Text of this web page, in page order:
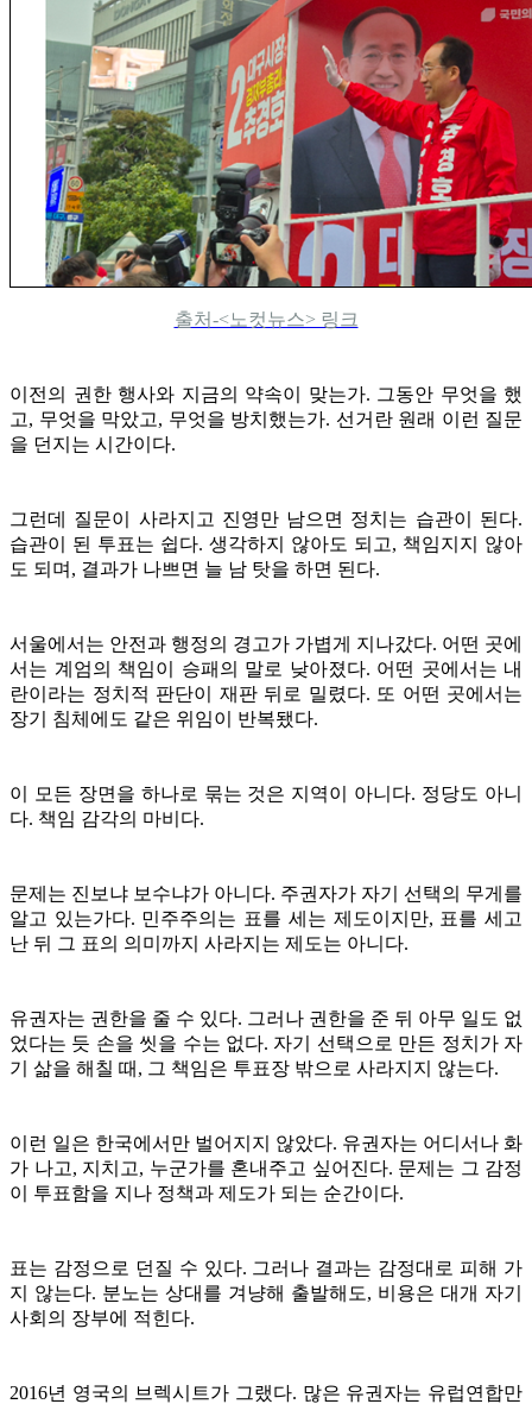
출처-<노컷뉴스> 링크
이전의 권한 행사와 지금의 약속이 맞는가. 그동안 무엇을 했
고, 무엇을 막았고, 무엇을 방치했는가. 선거란 원래 이런 질문
을 던지는 시간이다.
그런데 질문이 사라지고 진영만 남으면 정치는 습관이 된다.
습관이 된 투표는 쉽다. 생각하지 않아도 되고, 책임지지 않아
도 되며, 결과가 나쁘면 늘 남 탓을 하면 된다.
서울에서는 안전과 행정의 경고가 가볍게 지나갔다. 어떤 곳에
서는 계엄의 책임이 승패의 말로 낮아졌다. 어떤 곳에서는 내
란이라는 정치적 판단이 재판 뒤로 밀렸다. 또 어떤 곳에서는
장기 침체에도 같은 위임이 반복됐다.
이 모든 장면을 하나로 묶는 것은 지역이 아니다. 정당도 아니
다. 책임 감각의 마비다.
문제는 진보냐 보수냐가 아니다. 주권자가 자기 선택의 무게를
알고 있는가다. 민주주의는 표를 세는 제도이지만, 표를 세고
난 뒤 그 표의 의미까지 사라지는 제도는 아니다.
유권자는 권한을 줄 수 있다. 그러나 권한을 준 뒤 아무 일도 없
었다는 듯 손을 씻을 수는 없다. 자기 선택으로 만든 정치가 자
기 삶을 해칠 때, 그 책임은 투표장 밖으로 사라지지 않는다.
이런 일은 한국에서만 벌어지지 않았다. 유권자는 어디서나 화
가 나고, 지치고, 누군가를 혼내주고 싶어진다. 문제는 그 감정
이 투표함을 지나 정책과 제도가 되는 순간이다.
표는 감정으로 던질 수 있다. 그러나 결과는 감정대로 피해 가
지 않는다. 분노는 상대를 겨냥해 출발해도, 비용은 대개 자기
사회의 장부에 적힌다.
2016년 영국의 브렉시트가 그랬다. 많은 유권자는 유럽연합만